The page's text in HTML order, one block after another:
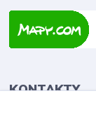
KONTAKTY